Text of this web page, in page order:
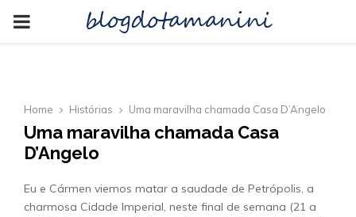
PRIMARYblogdotamanini
Home Histórias Uma maravilha chamada Casa D’Angelo
Uma maravilha chamada Casa
D’Angelo
Eu e Cármen viemos matar a saudade de Petrópolis, a
charmosa Cidade Imperial, neste final de semana (21 a